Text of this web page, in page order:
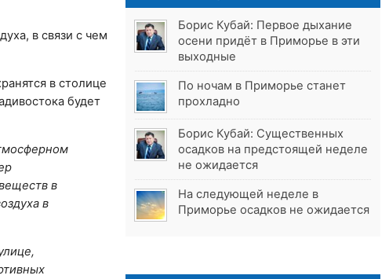
в связи с чем
в столице
будет
в
в
Борис Кубай: Первое дыхание
осени придёт в Приморье в эти
выходные
По ночам в Приморье станет
прохладно
Борис Кубай: Существенных
осадков на предстоящей неделе
не ожидается
На следующей неделе в
Приморье осадков не ожидается